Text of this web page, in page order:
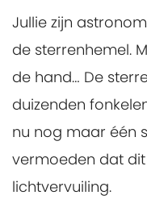
Jullie zijn
de sterrenhemel.
de hand… De
duizenden
nu nog maar één
vermoeden dat
lichtvervuiling.